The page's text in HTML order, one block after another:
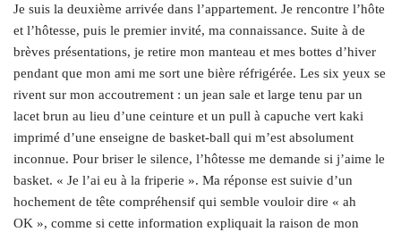
Je suis la deuxième arrivée dans l’appartement. Je rencontre l’hôte
et l’hôtesse, puis le premier invité, ma connaissance. Suite à de
brèves présentations, je retire mon manteau et mes bottes d’hiver
pendant que mon ami me sort une bière réfrigérée. Les six yeux se
rivent sur mon accoutrement : un jean sale et large tenu par un
lacet brun au lieu d’une ceinture et un pull à capuche vert kaki
imprimé d’une enseigne de basket-ball qui m’est absolument
inconnue. Pour briser le silence, l’hôtesse me demande si j’aime le
basket. « Je l’ai eu à la friperie ». Ma réponse est suivie d’un
hochement de tête compréhensif qui semble vouloir dire « ah
OK », comme si cette information expliquait la raison de mon